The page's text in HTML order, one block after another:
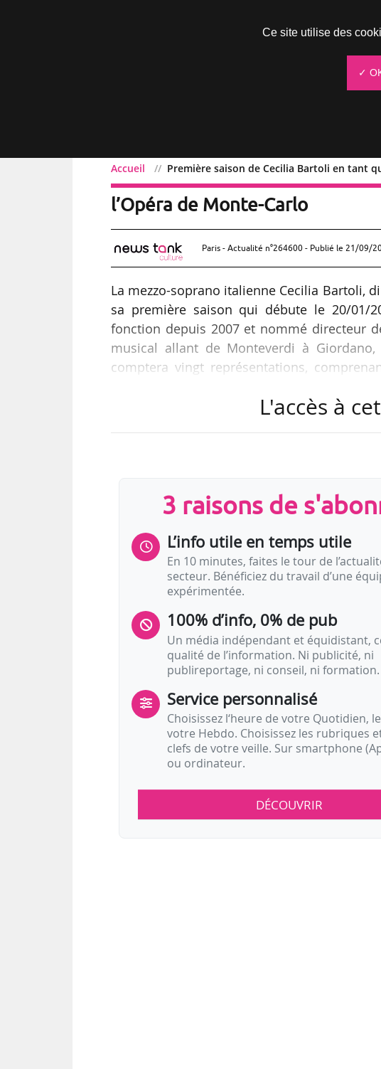
Accueil Première saison de Cecilia Bartoli en tant
Première saison de Cecilia
l’Opéra de Monte-Carlo
Paris - Actualité n°264600 - Publié le 21/09/
La mezzo-soprano italienne Cecilia Bartoli,
sa première saison qui débute le 20/01/
fonction depuis 2007 et nommé directeur
musical allant de Monteverdi à
comptera vingt représentations,
jours après avoir été présenté à Vienne.
L'accès à
3 raisons de
L’info utile en temps utile
En 10 minutes, faites le tour de
secteur. Bénéficiez du travail d’une
expérimentée.
100% d’info, 0% de pub
Un média indépendant et équidistant,
qualité de l’information. Ni publicité, ni
publireportage, ni conseil, ni formation.
Service personnalisé
Choisissez l‘heure de votre Quotidien,
votre Hebdo. Choisissez les rubriques
clefs de votre veille. Sur smartphone
ou ordinateur.
DÉCOUVRIR
Ce site utilise des
✓